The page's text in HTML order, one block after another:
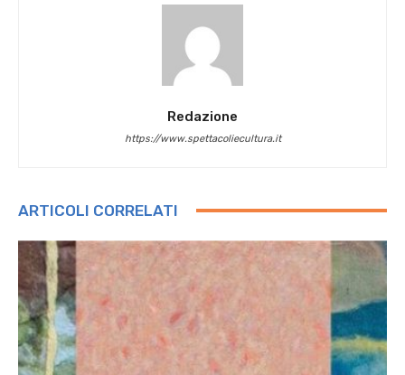
Redazione
https://www.spettacoliecultura.it
ARTICOLI CORRELATI